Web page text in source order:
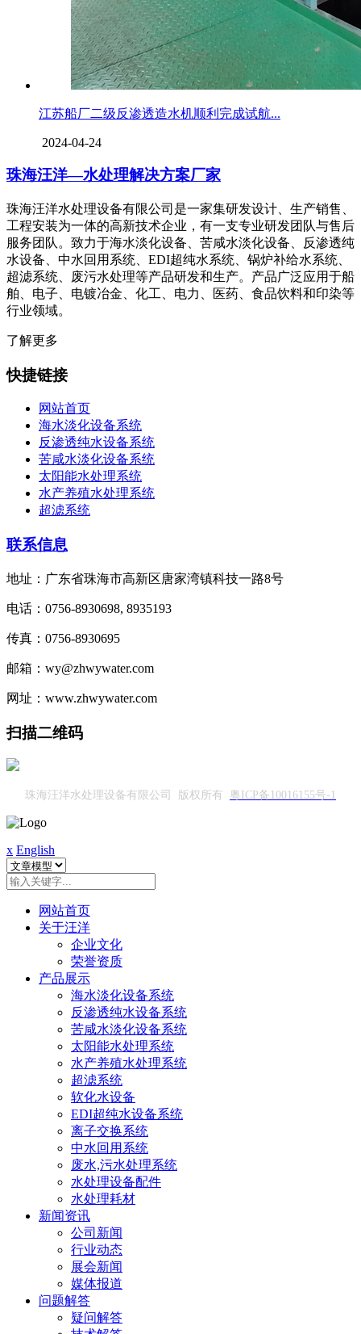
江苏船厂二级反渗透造水机顺利完成试航...
2024-04-24
珠海汪洋—水处理解决方案厂家
珠海汪洋水处理设备有限公司是一家集研发设计、生产销售、
工程安装为一体的高新技术企业，有一支专业研发团队与售后
服务团队。致力于海水淡化设备、苦咸水淡化设备、反渗透纯
水设备、中水回用系统、EDI超纯水系统、锅炉补给水系统、
超滤系统、废污水处理等产品研发和生产。产品广泛应用于船
舶、电子、电镀冶金、化工、电力、医药、食品饮料和印染等
行业领域。
了解更多
快捷链接
网站首页
海水淡化设备系统
反渗透纯水设备系统
苦咸水淡化设备系统
太阳能水处理系统
水产养殖水处理系统
超滤系统
联系信息
地址：广东省珠海市高新区唐家湾镇科技一路8号
电话：0756-8930698, 8935193
传真：0756-8930695
邮箱：wy@zhwywater.com
网址：www.zhwywater.com
扫描二维码
珠海汪洋水处理设备有限公司 版权所有 粤ICP备10016155号-1
x English
网站首页
关于汪洋
企业文化
荣誉资质
产品展示
海水淡化设备系统
反渗透纯水设备系统
苦咸水淡化设备系统
太阳能水处理系统
水产养殖水处理系统
超滤系统
软化水设备
EDI超纯水设备系统
离子交换系统
中水回用系统
废水,污水处理系统
水处理设备配件
水处理耗材
新闻资讯
公司新闻
行业动态
展会新闻
媒体报道
问题解答
疑问解答